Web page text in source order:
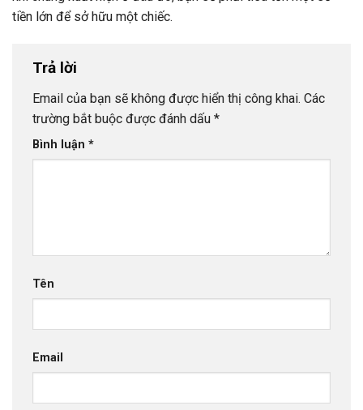
tiền lớn để sở hữu một chiếc.
Trả lời
Email của bạn sẽ không được hiển thị công khai. Các
trường bắt buộc được đánh dấu *
Bình luận *
Tên
Email